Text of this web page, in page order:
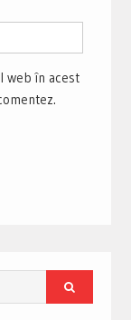
web în acest